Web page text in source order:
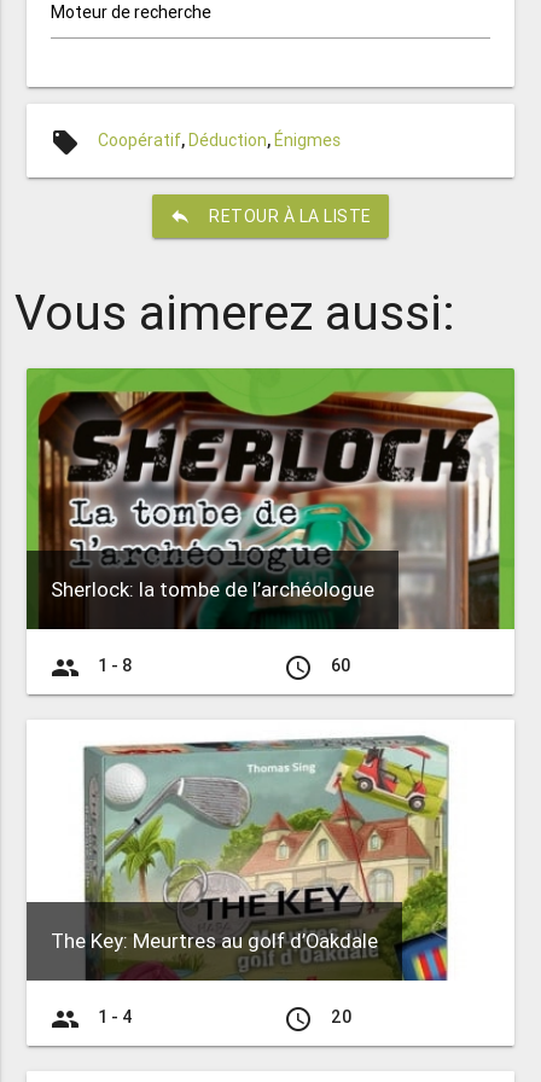
Moteur de recherche
local_offer Coopératif,Déduction,Énigmes
reply RETOUR À LA LISTE
Vous aimerez aussi:
Sherlock: la tombe de l’archéologue
group 1 - 8 access_time 60
The Key: Meurtres au golf d’Oakdale
group 1 - 4 access_time 20